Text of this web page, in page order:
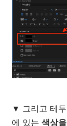
▼ 그리고 테
에 있는 색상